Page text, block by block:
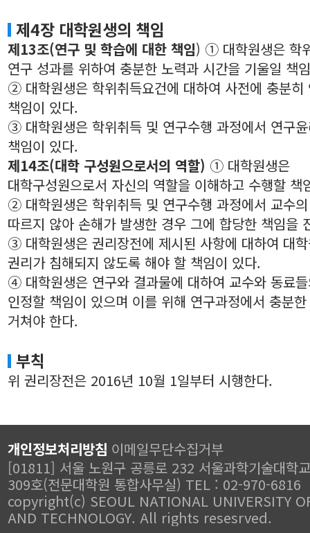
제4장 대학원생의 책임
제13조(연구 및 학습에 대한 책임) ① 대학원생은 학
연구 성과를 위하여 충분한 노력과 시간을 기울일 책
② 대학원생은 학위취득요건에 대하여 사전에 충분히
책임이 있다.
③ 대학원생은 학위취득 및 연구수행 과정에서 연구
책임이 있다.
제14조(대학 구성원으로서의 역할) ① 대학원생은
대학구성원으로서 자신의 역할을 이해하고 수행할 책
② 대학원생은 학위취득 및 연구수행 과정에서 교수
따르지 않아 손해가 발생한 경우 그에 합당한 책임을
③ 대학원생은 권리장전에 제시된 사항에 대하여 대
권리가 침해되지 않도록 해야 할 책임이 있다.
④ 대학원생은 연구와 결과물에 대하여 교수와 동료
인정할 책임이 있으며 이를 위해 연구과정에서 충분
거쳐야 한다.
부칙
위 권리장전은 2016년 10월 1일부터 시행한다.
개인정보처리방침 이메일무단수집거부
[01811] 서울 노원구 공릉로 232 서울과학기술대학
309호(전문대학원 통합사무실) TEL : 02-970-6816
copyright(c) SEOUL NATIONAL UNIVERSITY
AND TECHNOLOGY. All rights resesrved.